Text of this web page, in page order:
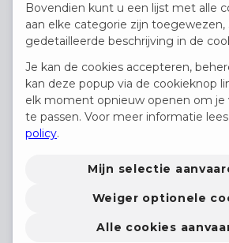
curriculum
Sleep je
bestanden hier om of
Bovendien kunt u een lijst met alle
aan elke categorie zijn
gedetailleerde beschrijving in de
Je kan de cookies accepteren,
kan deze popup via de cookieknop
elk moment opnieuw openen om je
te passen. Voor meer informatie
policy.
Mijn selectie
Weiger optionele
Alle cookies